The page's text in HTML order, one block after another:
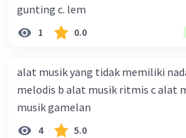
gunting c. lem
1 0.0
alat musik yang tidak memiliki
melodis b alat musik ritmis c alat
musik gamelan
4 5.0